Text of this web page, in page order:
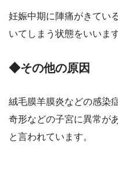
妊娠中期に陣痛がきてい
いてしまう状態をいいます
◆その他の原因
絨毛膜羊膜炎などの感染
奇形などの子宮に異常が
と言われています。